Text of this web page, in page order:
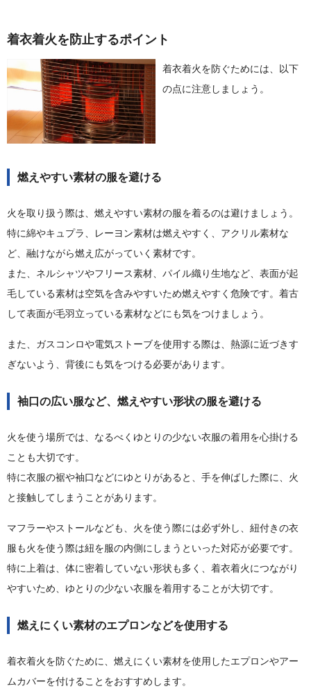
着衣着火を防止するポイント
着衣着火を防ぐためには、以下
の点に注意しましょう。
燃えやすい素材の服を避ける
火を取り扱う際は、燃えやすい素材の服を着るのは避けましょう。
特に綿やキュプラ、レーヨン素材は燃えやすく、アクリル素材な
ど、融けながら燃え広がっていく素材です。
また、ネルシャツやフリース素材、パイル織り生地など、表面が起
毛している素材は空気を含みやすいため燃えやすく危険です。着古
して表面が毛羽立っている素材などにも気をつけましょう。
また、ガスコンロや電気ストーブを使用する際は、熱源に近づきす
ぎないよう、背後にも気をつける必要があります。
袖口の広い服など、燃えやすい形状の服を避ける
火を使う場所では、なるべくゆとりの少ない衣服の着用を心掛ける
ことも大切です。
特に衣服の裾や袖口などにゆとりがあると、手を伸ばした際に、火
と接触してしまうことがあります。
マフラーやストールなども、火を使う際には必ず外し、紐付きの衣
服も火を使う際は紐を服の内側にしまうといった対応が必要です。
特に上着は、体に密着していない形状も多く、着衣着火につながり
やすいため、ゆとりの少ない衣服を着用することが大切です。
燃えにくい素材のエプロンなどを使用する
着衣着火を防ぐために、燃えにくい素材を使用したエプロンやアー
ムカバーを付けることをおすすめします。